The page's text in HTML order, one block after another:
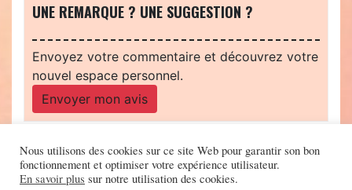
UNE REMARQUE ? UNE SUGGESTION ?
Envoyez votre commentaire et découvrez votre
nouvel espace personnel.
Envoyer mon avis
Nous utilisons des cookies sur ce site Web pour garantir son bon
fonctionnement et optimiser votre expérience utilisateur.
En savoir plus sur notre utilisation des cookies.